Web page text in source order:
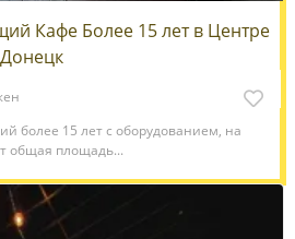
Кафе Более 15 лет в Центре
более 15 лет с оборудованием, на
общая площадь...